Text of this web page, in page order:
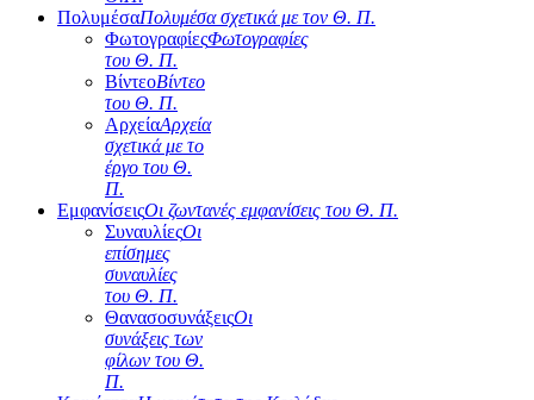
ΠολυμέσαΠολυμέσα σχετικά με τον Θ. Π.
ΦωτογραφίεςΦωτογραφίες
του Θ. Π.
ΒίντεοΒίντεο
του Θ. Π.
ΑρχείαΑρχεία
σχετικά με το
έργο του Θ.
Π.
ΕμφανίσειςΟι ζωντανές εμφανίσεις του Θ. Π.
ΣυναυλίεςΟι
επίσημες
συναυλίες
του Θ. Π.
ΘανασοσυνάξειςΟι
συνάξεις των
φίλων του Θ.
Π.